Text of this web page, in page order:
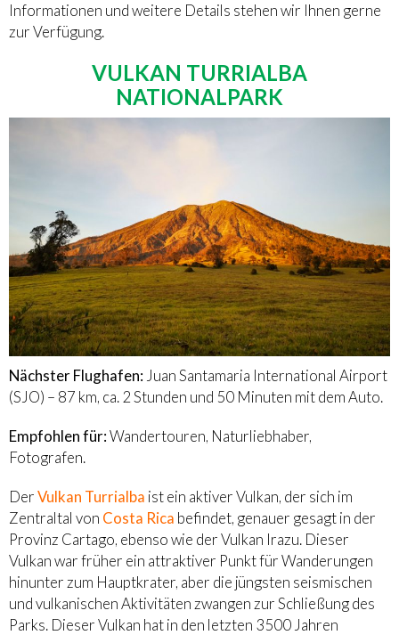
Informationen und weitere Details stehen wir Ihnen gerne
zur Verfügung.
VULKAN TURRIALBA
NATIONALPARK
Nächster Flughafen: Juan Santamaria International Airport
(SJO) – 87 km, ca. 2 Stunden und 50 Minuten mit dem Auto.
Empfohlen für:Wandertouren, Naturliebhaber,
Fotografen.
DerVulkan Turrialba ist ein aktiver Vulkan, der sich im
Zentraltal von Costa Rica befindet, genauer gesagt in der
Provinz Cartago, ebenso wie der Vulkan Irazu. Dieser
Vulkan war früher ein attraktiver Punkt für Wanderungen
hinunter zum Hauptkrater, aber die jüngsten seismischen
und vulkanischen Aktivitäten zwangen zur Schließung des
Parks. Dieser Vulkan hat in den letzten 3500 Jahren